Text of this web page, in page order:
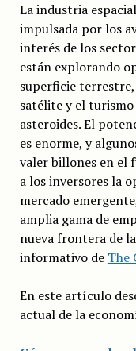
La industria
impulsada por los
interés de los
están explorando
superficie
satélite y el
asteroides. El
es enorme, y
valer billones en el
a los inversores la
mercado
amplia gama de
nueva frontera de
informativo de The
En este artículo
actual de la